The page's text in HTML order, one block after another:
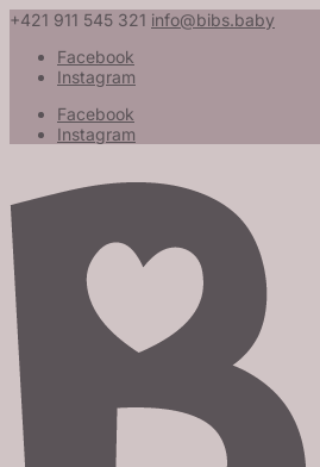
+421 911 545 321 info@bibs.baby
Facebook
Instagram
Facebook
Instagram